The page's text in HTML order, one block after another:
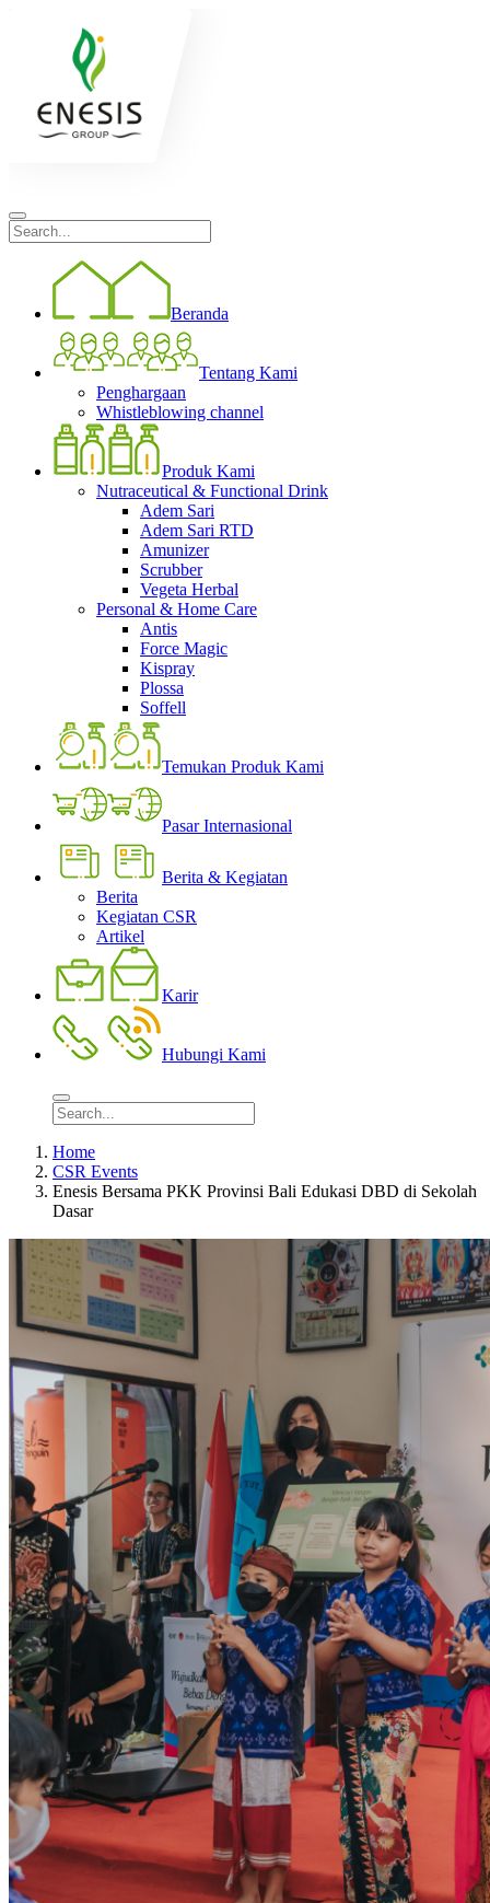
Beranda
Tentang Kami
Penghargaan
Whistleblowing channel
Produk Kami
Nutraceutical & Functional Drink
Adem Sari
Adem Sari RTD
Amunizer
Scrubber
Vegeta Herbal
Personal & Home Care
Antis
Force Magic
Kispray
Plossa
Soffell
Temukan Produk Kami
Pasar Internasional
Berita & Kegiatan
Berita
Kegiatan CSR
Artikel
Karir
Hubungi Kami
Home
CSR Events
Enesis Bersama PKK Provinsi Bali Edukasi DBD di Sekolah
Dasar